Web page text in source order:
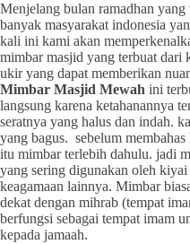
Menjelang bulan ramadhan
banyak masyarakat indonesia
kali ini kami akan
mimbar masjid yang terbuat
ukir yang dapat memberikan
Mimbar Masjid Mewah ini
langsung karena ketahanannya
seratnya yang halus dan indah.
yang bagus. sebelum
itu mimbar terlebih dahulu. jadi
yang sering digunakan oleh kiyai
keagamaan lainnya. Mimbar
dekat dengan mihrab (tempat
berfungsi sebagai tempat imam
kepada jamaah.